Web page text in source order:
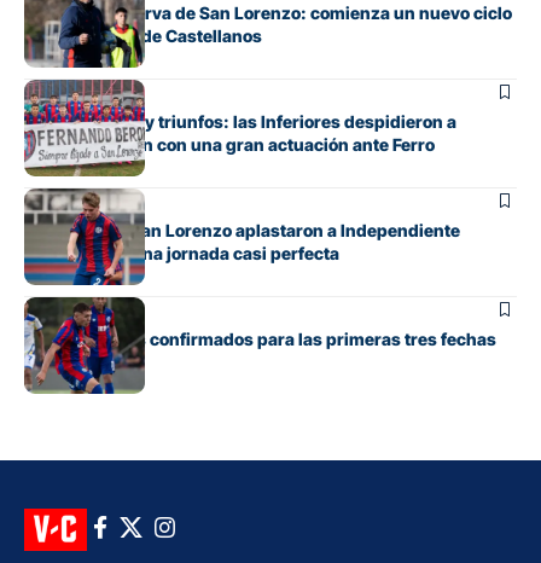
Debuta la Reserva de San Lorenzo: comienza un nuevo ciclo
bajo el mando de Castellanos
Juveniles
Entre emoción y triunfos: las Inferiores despidieron a
Fernando Berón con una gran actuación ante Ferro
Juveniles
Los pibes de San Lorenzo aplastaron a Independiente
Rivadavia en una jornada casi perfecta
Juveniles
Días y horarios confirmados para las primeras tres fechas
de la Reserva